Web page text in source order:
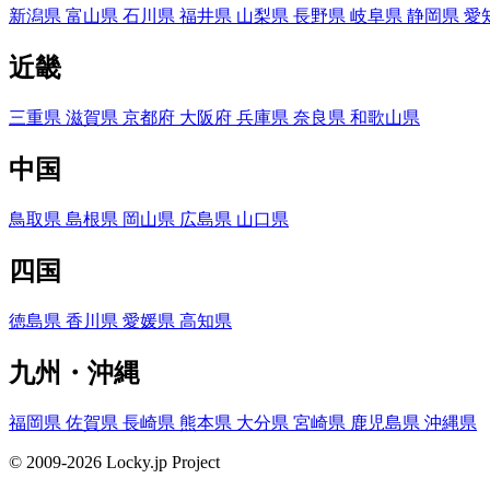
新潟県 富山県 石川県 福井県 山梨県 長野県 岐阜県 静岡県 愛
近畿
三重県 滋賀県 京都府 大阪府 兵庫県 奈良県 和歌山県
中国
鳥取県 島根県 岡山県 広島県 山口県
四国
徳島県 香川県 愛媛県 高知県
九州・沖縄
福岡県 佐賀県 長崎県 熊本県 大分県 宮崎県 鹿児島県 沖縄県
© 2009-2026 Locky.jp Project